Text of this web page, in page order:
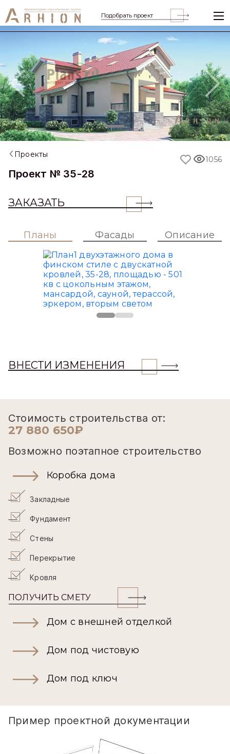
Подобрать проект
Previous
Проекты
Проект № 35-28
ЗАКАЗАТЬ
1056
Планы Фасады Описание
ВНЕСТИ ИЗМЕНЕНИЯ
Стоимость строительства от:
27 880 650₽
Возможно поэтапное строительство
Коробка дома
Закладные
Фундамент
Стены
Перекрытие
Кровля
ПОЛУЧИТЬ СМЕТУ
Дом с внешней отделкой
Дом под чистовую
Дом под ключ
Пример проектной документации